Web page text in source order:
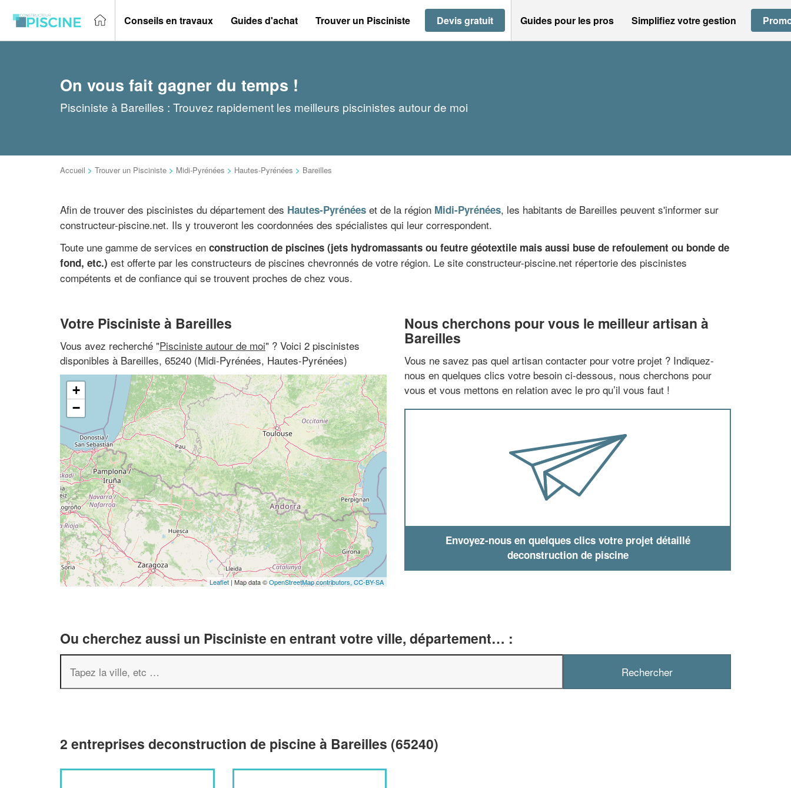
Conseils en travaux Guides d'achat Trouver un Pisciniste Devis gratuit Guides pour les pros Simplifiez votre gestion
On vous fait gagner du temps !
Pisciniste à Bareilles : Trouvez rapidement les meilleurs piscinistes autour de moi
Accueil > Trouver un Pisciniste > Midi-Pyrénées > Hautes-Pyrénées > Bareilles
Afin de trouver des piscinistes du département des Hautes-Pyrénées et de la région Midi-Pyrénées, les habitants de Bareilles peuvent s'informer sur
constructeur-piscine.net. Ils y trouveront les coordonnées des spécialistes qui leur correspondent.
Toute une gamme de services en construction de piscines (jets hydromassants ou feutre géotextile mais aussi buse de refoulement ou bonde de
fond, etc.) est offerte par les constructeurs de piscines chevronnés de votre région. Le site constructeur-piscine.net répertorie des piscinistes
compétents et de confiance qui se trouvent proches de chez vous.
Votre Pisciniste à Bareilles
Vous avez recherché "Pisciniste autour de moi" ? Voici 2 piscinistes
disponibles à Bareilles, 65240 (Midi-Pyrénées, Hautes-Pyrénées)
+
−
Leaflet| Map data ©OpenStreetMap contributors, CC-BY-SA
Nous cherchons pour vous le meilleur artisan à
Bareilles
Vous ne savez pas quel artisan contacter pour votre projet ? Indiquez-
nous en quelques clics votre besoin ci-dessous, nous cherchons pour
vous et vous mettons en relation avec le pro qu’il vous faut !
Envoyez-nous en quelques clics votre projet détaillé
deconstruction de piscine
Ou cherchez aussi un Pisciniste en entrant votre ville, département… :
2 entreprises deconstruction de piscine à Bareilles (65240)